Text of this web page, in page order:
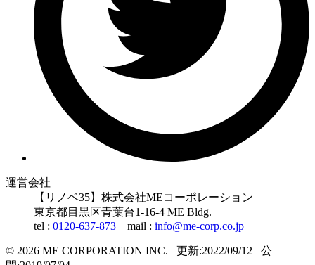
運営会社
【リノベ35】株式会社MEコーポレーション
東京都目黒区青葉台1-16-4 ME Bldg.
tel : 0120-637-873 mail : info@me-corp.co.jp
© 2026 ME CORPORATION INC. 更新:2022/09/12 公